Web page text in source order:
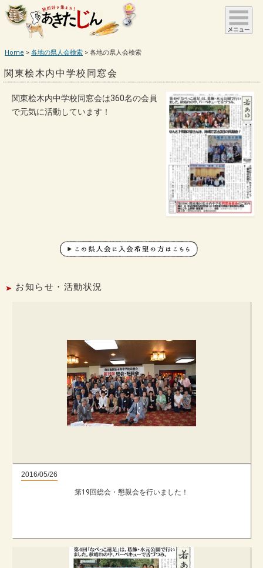
Home 各地の県人会検索 各地の県人会検索
関東桧木内中学校同窓会
関東桧木内中学校同窓会は360名の会員
で元気に活動しています！
お知らせ・活動状況
2016/05/26
第19回総会・懇親会を行いました！